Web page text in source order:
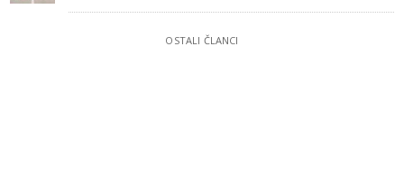
OSTALI ČLANCI